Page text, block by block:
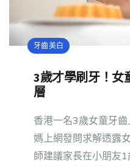
牙齒美白
3歲才學刷牙！女
層
香港一名3歲女童牙
媽上網發問求解透露
師建議家長在小朋友